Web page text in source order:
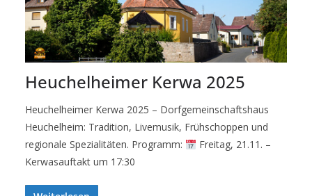
Heuchelheimer Kerwa 2025
Heuchelheimer Kerwa 2025 – Dorfgemeinschaftshaus
Heuchelheim: Tradition, Livemusik, Frühschoppen und
regionale Spezialitäten. Programm:
Freitag, 21.11. –
Kerwasauftakt um 17:30